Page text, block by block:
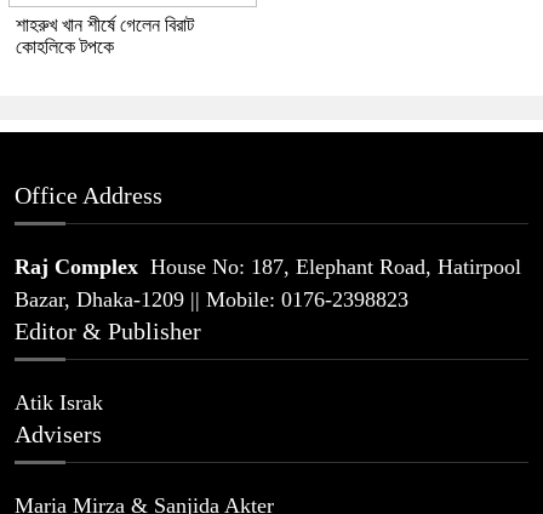
শাহরুখ খান শীর্ষে গেলেন বিরাট
কোহলিকে টপকে
Office Address
Raj Complex House No: 187, Elephant Road, Hatirpool
Bazar, Dhaka-1209 || Mobile: 0176-2398823
Editor & Publisher
Atik Israk
Advisers
Maria Mirza & Sanjida Akter